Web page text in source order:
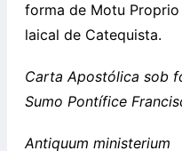
forma de Motu
laical de Catequista.
Carta Apostólica sob
Sumo Pontífice
Antiquum ministerium